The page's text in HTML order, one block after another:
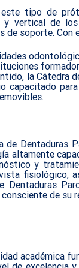
tipo de
y vertical de
de soporte. Con
la Cátedra
capacitado
de Dentaduras
altamente
y
fisiológico,
Dentaduras
de su
académica